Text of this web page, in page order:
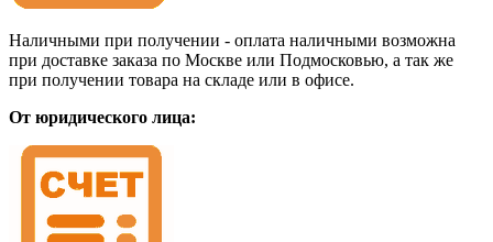
Наличными при получении - оплата наличными возможна
при доставке заказа по Москве или Подмосковью, а так же
при получении товара на складе или в офисе.
От юридического лица: